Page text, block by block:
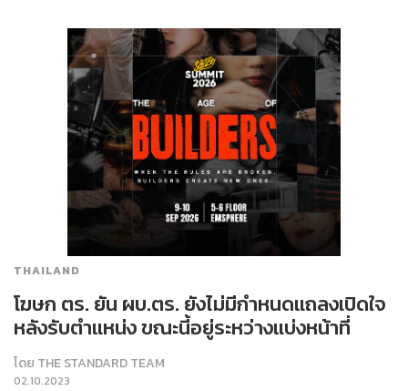
THAILAND
โฆษก ตร. ยัน ผบ.ตร. ยังไม่มีกำหนดแถลงเปิดใจ
หลังรับตำแหน่ง ขณะนี้อยู่ระหว่างแบ่งหน้าที่
โดย THE STANDARD TEAM
02.10.2023